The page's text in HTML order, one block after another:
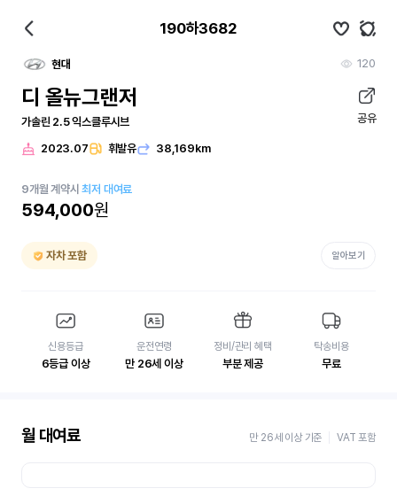
190하3682
현대 120
디 올뉴그랜저
가솔린 2.5 익스클루시브 공유
2023.07 휘발유 38,169km
9개월 계약시최저 대여료
594,000원
자차 포함 알아보기
신용등급
6등급 이상
운전연령
만 26세 이상
정비/관리 혜택
부분 제공
탁송비용
무료
월 대여료 만 26세 이상 기준 VAT 포함